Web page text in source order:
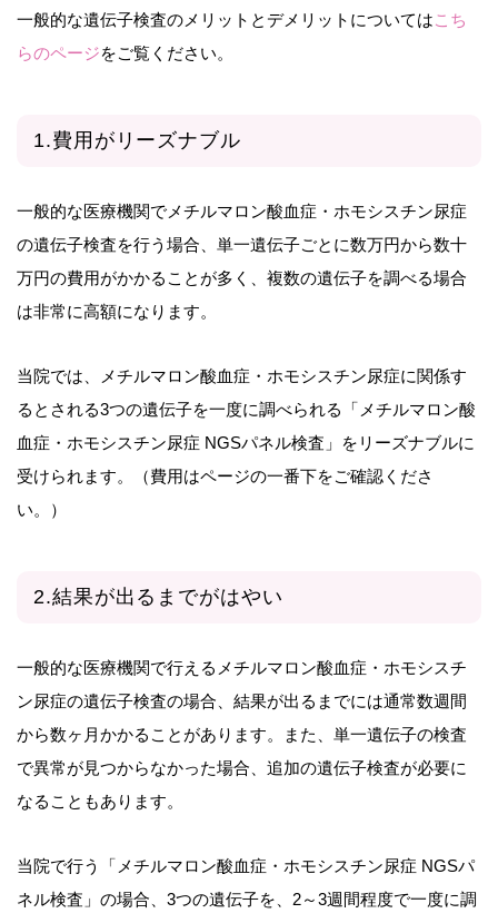
一般的な遺伝子検査のメリットとデメリットについてはこち
らのページをご覧ください。
1.費用がリーズナブル
一般的な医療機関でメチルマロン酸血症・ホモシスチン尿症
の遺伝子検査を行う場合、単一遺伝子ごとに数万円から数十
万円の費用がかかることが多く、複数の遺伝子を調べる場合
は非常に高額になります。
当院では、メチルマロン酸血症・ホモシスチン尿症に関係す
るとされる3つの遺伝子を一度に調べられる「メチルマロン酸
血症・ホモシスチン尿症 NGSパネル検査」をリーズナブルに
受けられます。（費用はページの一番下をご確認くださ
い。）
2.結果が出るまでがはやい
一般的な医療機関で行えるメチルマロン酸血症・ホモシスチ
ン尿症の遺伝子検査の場合、結果が出るまでには通常数週間
から数ヶ月かかることがあります。また、単一遺伝子の検査
で異常が見つからなかった場合、追加の遺伝子検査が必要に
なることもあります。
当院で行う「メチルマロン酸血症・ホモシスチン尿症 NGSパ
ネル検査」の場合、3つの遺伝子を、2～3週間程度で一度に調